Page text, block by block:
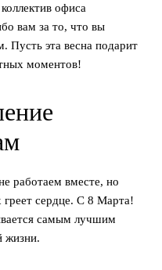
офиса
вам за то, что вы
Пусть эта весна подарит
моментов!
работаем вместе, но
сердце. С 8 Марта!
самым лучшим
жизни.